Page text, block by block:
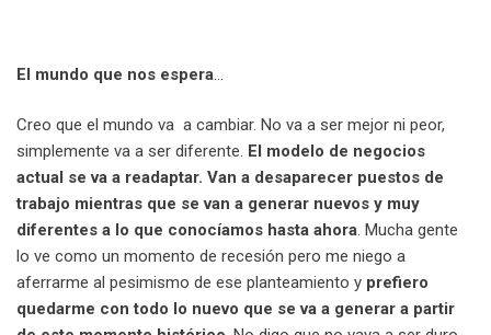
El mundo que nos espera…
Creo que el mundo va a cambiar. No va a ser mejor ni peor,
simplemente va a ser diferente. El modelo de negocios
actual se va a readaptar. Van a desaparecer puestos de
trabajo mientras que se van a generar nuevos y muy
diferentes a lo que conocíamos hasta ahora. Mucha gente
lo ve como un momento de recesión pero me niego a
aferrarme al pesimismo de ese planteamiento y prefiero
quedarme con todo lo nuevo que se va a generar a partir